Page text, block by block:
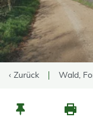
‹ Zurück Wald,